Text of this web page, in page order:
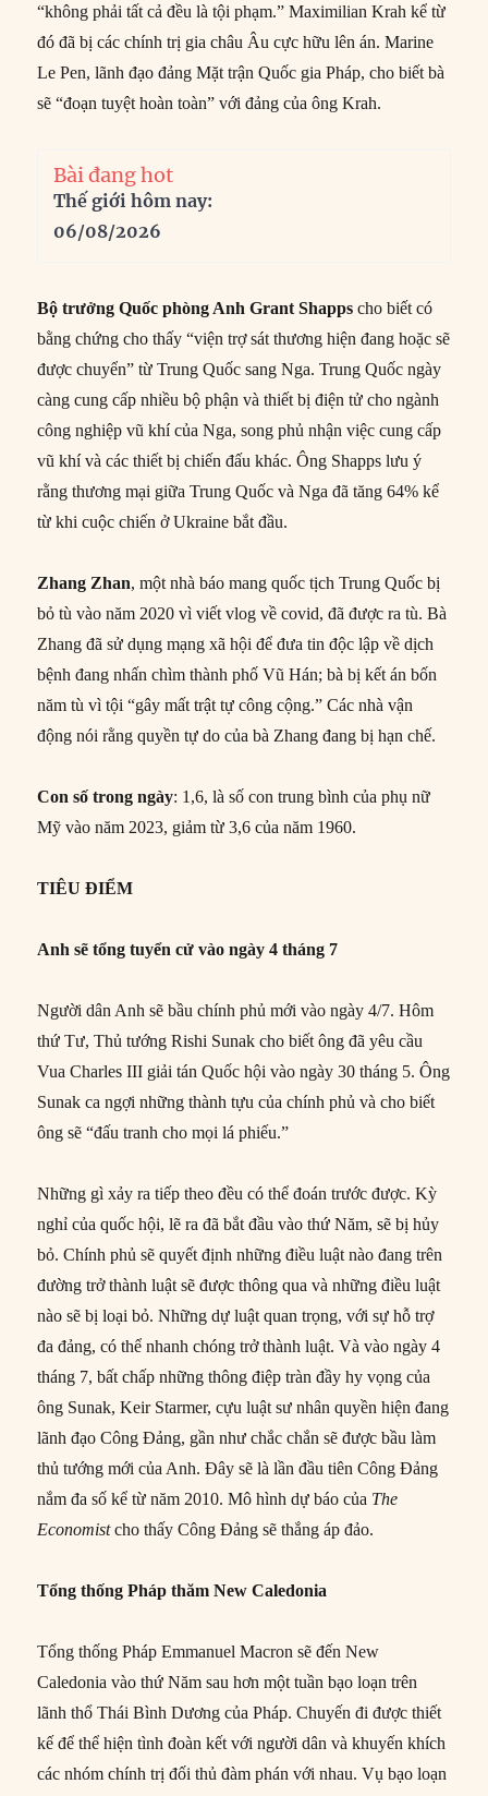
“không phải tất cả đều là tội phạm.” Maximilian Krah kể từ
đó đã bị các chính trị gia châu Âu cực hữu lên án. Marine
Le Pen, lãnh đạo đảng Mặt trận Quốc gia Pháp, cho biết bà
sẽ “đoạn tuyệt hoàn toàn” với đảng của ông Krah.
Bài đang hot
Thế giới hôm nay:
06/08/2026
Bộ trưởng Quốc phòng Anh Grant Shapps cho biết có
bằng chứng cho thấy “viện trợ sát thương hiện đang hoặc sẽ
được chuyển” từ Trung Quốc sang Nga. Trung Quốc ngày
càng cung cấp nhiều bộ phận và thiết bị điện tử cho ngành
công nghiệp vũ khí của Nga, song phủ nhận việc cung cấp
vũ khí và các thiết bị chiến đấu khác. Ông Shapps lưu ý
rằng thương mại giữa Trung Quốc và Nga đã tăng 64% kể
từ khi cuộc chiến ở Ukraine bắt đầu.
Zhang Zhan, một nhà báo mang quốc tịch Trung Quốc bị
bỏ tù vào năm 2020 vì viết vlog về covid, đã được ra tù. Bà
Zhang đã sử dụng mạng xã hội để đưa tin độc lập về dịch
bệnh đang nhấn chìm thành phố Vũ Hán; bà bị kết án bốn
năm tù vì tội “gây mất trật tự công cộng.” Các nhà vận
động nói rằng quyền tự do của bà Zhang đang bị hạn chế.
Con số trong ngày: 1,6, là số con trung bình của phụ nữ
Mỹ vào năm 2023, giảm từ 3,6 của năm 1960.
TIÊU ĐIỂM
Anh sẽ tổng tuyển cử vào ngày 4 tháng 7
Người dân Anh sẽ bầu chính phủ mới vào ngày 4/7. Hôm
thứ Tư, Thủ tướng Rishi Sunak cho biết ông đã yêu cầu
Vua Charles III giải tán Quốc hội vào ngày 30 tháng 5. Ông
Sunak ca ngợi những thành tựu của chính phủ và cho biết
ông sẽ “đấu tranh cho mọi lá phiếu.”
Những gì xảy ra tiếp theo đều có thể đoán trước được. Kỳ
nghỉ của quốc hội, lẽ ra đã bắt đầu vào thứ Năm, sẽ bị hủy
bỏ. Chính phủ sẽ quyết định những điều luật nào đang trên
đường trở thành luật sẽ được thông qua và những điều luật
nào sẽ bị loại bỏ. Những dự luật quan trọng, với sự hỗ trợ
đa đảng, có thể nhanh chóng trở thành luật. Và vào ngày 4
tháng 7, bất chấp những thông điệp tràn đầy hy vọng của
ông Sunak, Keir Starmer, cựu luật sư nhân quyền hiện đang
lãnh đạo Công Đảng, gần như chắc chắn sẽ được bầu làm
thủ tướng mới của Anh. Đây sẽ là lần đầu tiên Công Đảng
nắm đa số kể từ năm 2010. Mô hình dự báo của The
Economistcho thấy Công Đảng sẽ thắng áp đảo.
Tổng thống Pháp thăm New Caledonia
Tổng thống Pháp Emmanuel Macron sẽ đến New
Caledonia vào thứ Năm sau hơn một tuần bạo loạn trên
lãnh thổ Thái Bình Dương của Pháp. Chuyến đi được thiết
kế để thể hiện tình đoàn kết với người dân và khuyến khích
các nhóm chính trị đối thủ đàm phán với nhau. Vụ bạo loạn